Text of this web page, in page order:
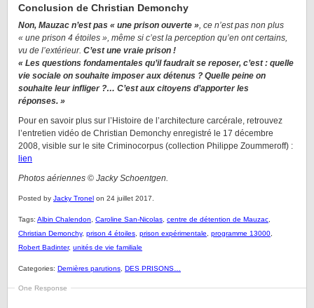
Conclusion de Christian Demonchy
Non, Mauzac n’est pas « une prison ouverte », ce n’est pas non plus
« une prison 4 étoiles », même si c’est la perception qu’en ont certains,
vu de l’extérieur. C’est une vraie prison !
« Les questions fondamentales qu’il faudrait se reposer, c’est : quelle
vie sociale on souhaite imposer aux détenus ? Quelle peine on
souhaite leur infliger ?… C’est aux citoyens d’apporter les
réponses. »
Pour en savoir plus sur l’Histoire de l’architecture carcérale, retrouvez
l’entretien vidéo de Christian Demonchy enregistré le 17 décembre
2008, visible sur le site Criminocorpus (collection Philippe Zoummeroff) :
lien
Photos aériennes © Jacky Schoentgen.
Posted by Jacky Tronel on 24 juillet 2017.
Tags: Albin Chalendon Caroline San-Nicolas centre de détention de Mauzac
Christian Demonchy, prison 4 étoiles prison expérimentale programme 13000
Robert Badinter, unités de vie familiale
Categories: Dernières parutions DES PRISONS…
One Response